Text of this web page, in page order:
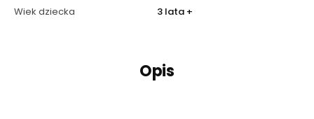
Wiek dziecka
3 lata +
Opis